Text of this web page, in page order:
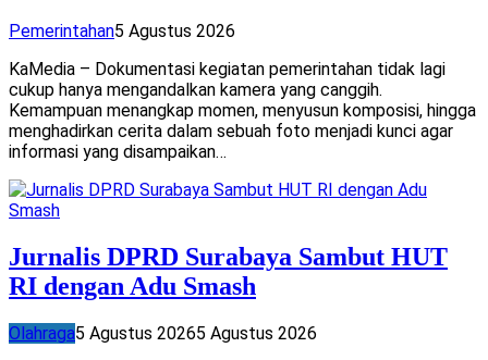
Pemerintahan5 Agustus 2026
KaMedia – Dokumentasi kegiatan pemerintahan tidak lagi
cukup hanya mengandalkan kamera yang canggih.
Kemampuan menangkap momen, menyusun komposisi, hingga
menghadirkan cerita dalam sebuah foto menjadi kunci agar
informasi yang disampaikan…
Jurnalis DPRD Surabaya Sambut HUT
RI dengan Adu Smash
Olahraga5 Agustus 20265 Agustus 2026